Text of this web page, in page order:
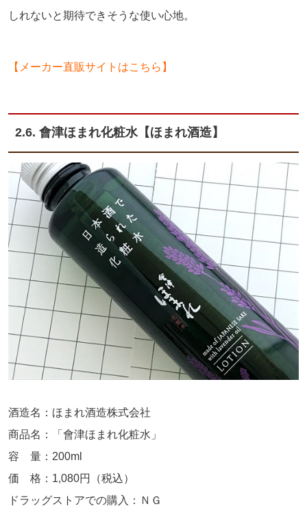
しれないと期待できそうな使い心地。
【メーカー直販サイトはこちら】
2.6. 會津ほまれ化粧水【ほまれ酒造】
酒造名：ほまれ酒造株式会社
商品名：「會津ほまれ化粧水」
容 量：200ml
価 格：1,080円（税込）
ドラッグストアでの購入：ＮＧ